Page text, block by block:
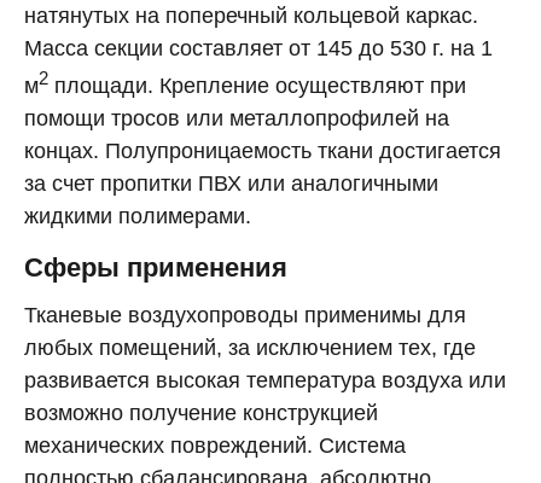
натянутых на поперечный кольцевой каркас.
Масса секции составляет от 145 до 530 г. на 1
м2 площади. Крепление осуществляют при
помощи тросов или металлопрофилей на
концах. Полупроницаемость ткани достигается
за счет пропитки ПВХ или аналогичными
жидкими полимерами.
Сферы применения
Тканевые воздухопроводы применимы для
любых помещений, за исключением тех, где
развивается высокая температура воздуха или
возможно получение конструкцией
механических повреждений. Система
полностью сбалансирована, абсолютно